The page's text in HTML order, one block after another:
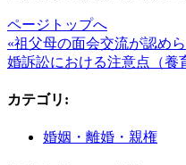
ページトップへ
«祖父母の面会交流が認め
婚訴訟における注意点（養
カテゴリ :
婚姻・離婚・親権